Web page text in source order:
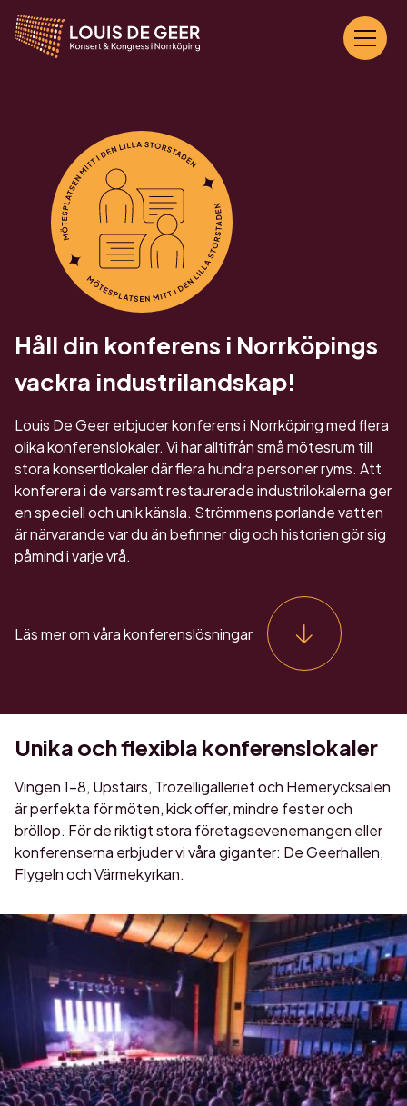
Håll din konferens i Norrköpings
vackra industrilandskap!
Louis De Geer erbjuder konferens i Norrköping med flera
olika konferenslokaler. Vi har alltifrån små mötesrum till
stora konsertlokaler där flera hundra personer ryms. Att
konferera i de varsamt restaurerade industrilokalerna ger
en speciell och unik känsla. Strömmens porlande vatten
är närvarande var du än befinner dig och historien gör sig
påmind i varje vrå.
Läs mer om våra konferenslösningar
Unika och flexibla konferenslokaler
Vingen 1-8, Upstairs, Trozelligalleriet och Hemerycksalen
är perfekta för möten, kick offer, mindre fester och
bröllop. För de riktigt stora företagsevenemangen eller
konferenserna erbjuder vi våra giganter: De Geerhallen,
Flygeln och Värmekyrkan.